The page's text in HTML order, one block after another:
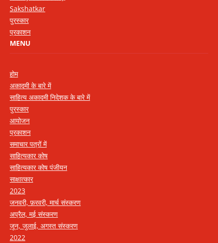
Sakshatkar
पुरस्कार
प्रकाशन
MENU
होम
अकादमी के बारे में
साहित्य अकादमी निदेशक के बारे में
पुरस्कार
आयोजन
प्रकाशन
समाचार पत्रों में
साहित्यकार कोष
साहित्यकार कोष पंजीयन
साक्षात्कार
2023
जनवरी, फ़रवरी, मार्च संस्करण
अप्रैल, मई संस्करण
जून, जुलाई, अगस्त संस्करण
2022